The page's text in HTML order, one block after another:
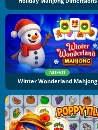
NUEVO
Winter Wonderland Mahjong